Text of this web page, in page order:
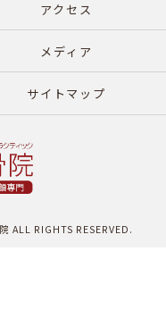
アクセス
メディア
サイトマップ
ALL RIGHTS RESERVED.